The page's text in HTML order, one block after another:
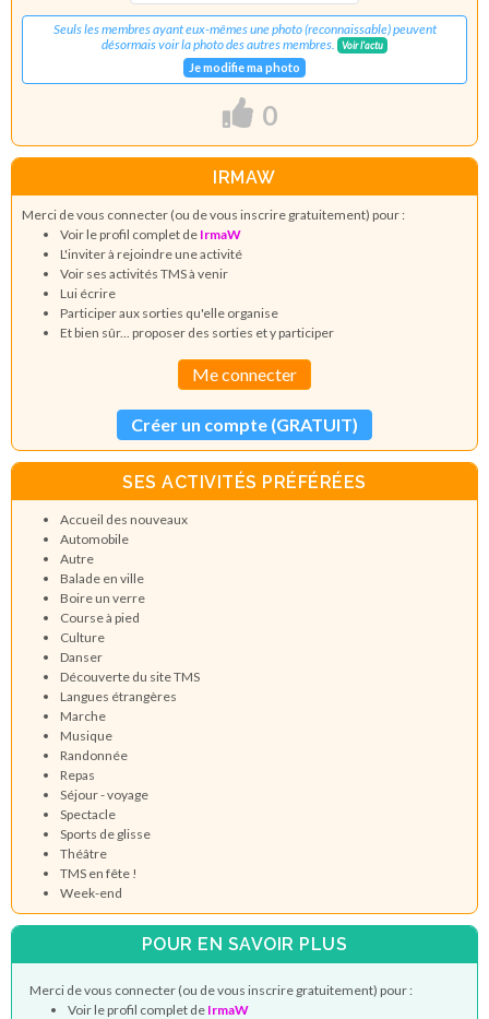
Seuls les membres ayant eux-mêmes une photo (reconnaissable) peuvent
désormais voir la photo des autres membres.
Voir l'actu
Je modifie ma photo
0
IRMAW
Merci de vous connecter (ou de vous inscrire gratuitement) pour :
Voir le profil complet de IrmaW
L'inviter à rejoindre une activité
Voir ses activités TMS à venir
Lui écrire
Participer aux sorties qu'elle organise
Et bien sûr... proposer des sorties et y participer
Me connecter
Créer un compte (GRATUIT)
SES ACTIVITÉS PRÉFÉRÉES
Accueil des nouveaux
Automobile
Autre
Balade en ville
Boire un verre
Course à pied
Culture
Danser
Découverte du site TMS
Langues étrangères
Marche
Musique
Randonnée
Repas
Séjour - voyage
Spectacle
Sports de glisse
Théâtre
TMS en fête !
Week-end
POUR EN SAVOIR PLUS
Merci de vous connecter (ou de vous inscrire gratuitement) pour :
Voir le profil complet de IrmaW